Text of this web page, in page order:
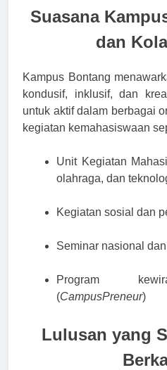
Suasana
dan
Kampus Bontang
kondusif, inklusif, dan
untuk aktif dalam berbagai
kegiatan kemahasiswaan
Unit Kegiatan
olahraga, dan
Kegiatan sosial dan
Seminar nasional
Program
(CampusPreneur)
Lulusan yang